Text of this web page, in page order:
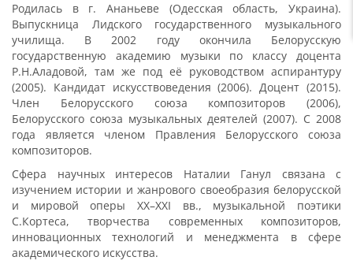
Родилась в г. Ананьеве (Одесская область, Украина).
Выпускница Лидского государственного музыкального
училища. В 2002 году окончила Белорусскую
государственную академию музыки по классу доцента
Р.Н.Аладовой, там же под её руководством аспирантуру
(2005). Кандидат искусствоведения (2006). Доцент (2015).
Член Белорусского союза композиторов (2006),
Белорусского союза музыкальных деятелей (2007). С 2008
года является членом Правления Белорусского союза
композиторов.
Сфера научных интересов Наталии Ганул связана с
изучением истории и жанрового своеобразия белорусской
и мировой оперы ХХ–XXI вв., музыкальной поэтики
С.Кортеса, творчества современных композиторов,
инновационных технологий и менеджмента в сфере
академического искусства.